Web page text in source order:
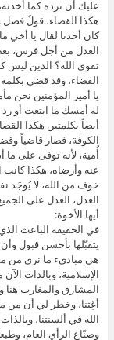
عليك أن ترده كما
هكذا القضاء، قولٌ
كان أحدنا لقال يا أخي
العدل من أجل فرس،
تقوى الله؟ الدين ليس
القضاء، وقد قضى
يا أمير المؤمنين نحن
له أمسك ما ابتعت أو
أيضاً بكلمتين هكذا
الكوفة، فصار قاضياً
أُمية، لأنه توفى على
عنه وأرضاه، هكذا كانت
خوف من الله، لا يُوجَد
العدل، العدل على
أيها الأخوة:
في الحقيقة الباعث الذي بعثني على هذه الخُطبة وعلى إنشائها – أسال الله أن يتقبَّلها بأحسن قبول وأن يُخلِص فيها النية والقصد – هو أنني سألت نفسي ما هي مباديء ما نرى من مسفوكية دمائنا اليوم؟ أكثر أمة يُسفك دماؤها الأمة الإسلامية، وبالذات الآن من المسلمين العرب، العرب تُسفَك دماؤهم في المشارق والمغارب هنا وهناك وهنالك، يا رحمة الرحمن، يا غيث المستغيثين أغِثنا، وخطر لي أن من مباديء سفك دمائنا اليوم استهتارنا في القول، لا نتقي الله في ألسنتنا، وبالذات أنا أعني أهل الفكر والذكر – كما يُقال – وأهل العلم وصنّاع الرأي العام، وطبعاً في مُقدَّم صنّاع الرأي العام مَن يتكلَّم بإسم الدين وبإسم الشرع، تقريباً السُلطة المعرفية في آخر أربعين سنة على الأقل – ليس لدينا احصائيات أو دراسات علمية لكن نقول بالتقريب وبالحدس بنسبة لا تقل عن ثمانين في المائة – بيد المشائخ والمُتكلِّمين في الدين، الفضائيات والمنابر المختلفة بل وكل وسائل الإتصال أكثر شيئ فيها الكلام في الدين، رجال الدين والمشائخ يتكلَّمون واحتكروا تقريباً السُلطة المعرفية، هم الذين يُوجِّهون ويخلقون للرأي العام لدى الشباب والشابات ولدي الناس عموماً، ولكنهم إلا ما رحم ربي وقليلٌ ماهم مُستهتِرون جداً جداً بما يفوهون وبما يقولون، لا يرقبون الله – تبارك وتعالى – فيما يُلقونه بألسنتهم ويحسبونه هَيِّنًا وَهُوَ عِنْدَ اللَّهِ عَظِيمٌ ۩، مع أنهم يتلون صباح مساء قول الله وَإِذَا قُلْتُمْ فَاعْدِلُوا ۩، لابد من العدل في القول مع مَن تُحِب ومع مَن تكره، فأين العدل؟ اختفى العدل واضمحل وذاب وهرب من عالم العرب للأسف الشديد، ما معنى هذا؟ ما علاقة هذا بمسفوكية دمائنا؟ قبل أن أُجيب سأتلوا عليكم حديثاً جليلاً تحفظتموه وأنتم صغار بلا شك لكنه جميل وجليل، حديث الأمام الترذي والذي حسَّنه وصحَّحه، قال حديث حسنٌ صحيح، وهو من الأحاديث التي تراجع العلامة الألباني – رحمة الله تعالى عليه – عن تضعيفه، ضعَّفه في البداية ثم عاد عن تضعيفه وحكم له بالصحة في تفصيل يطول، حديث معاذ بن جبل – رضيَ الله تعالى عنه وأرضاه – حيث قال كنت مع رسول الله عليه الصلاة وأفضل السلام – أي في سفر – فأصبحت ذات يوم وأنا منه قريب، فقلت له يارسول الله – انتهز هذا القرب المكاني من رسول الله، وطبعاً الرسول لم يكن باباً يرجوه الجميع، لا يُوجَد هذا الكلام، تُوجَد هيبة ويُوجَد وقار وإجلال حتى من هؤلاء الصحابة الإجلاء الذين أحبهم الرسول حباً جماً، مُعاذ النبي قال له مرة والله يا معاذ إني لأحبك، صلى الله على محمد وآل محمد، ومع ذلك يتهيَّب النبي، كلما خطر له سؤال لا يأتي لرسول الله ويقول يا رسول الله عندي سؤال، لا يُوجَد هذا الكلام، كان يتحيَّن الفرصة والنهُزة في الوقت المُناسِب وحين يرى إقبالاً من رسول الله والظروف كلها تُساعِد وتُسعِد فيأتي، وهذا أدب طبعاً، هؤلاء الناس كان عندهم أدب، كان يُوجَد أدب وذوق وفي حياء، فهو راعى هذه الآداب تحيَّن هذه الفرصة وانتهز هذه القُربة – دلني على عمل يُدخِلني الجنة ويُباعِدني من النار، يا سلام يا معاذ، ما هذا السؤال؟ هذا سؤال كبير، سؤال نفس طوّاقة، سؤال نفس عريضة عميقة وواسعة، يُريد الجنة والبُعد من النار، إذن هو يسأل ماذا؟ يسأل الفوز، قال الله فَمَنْ زُحْزِحَ عَنْ النَّار وَأُدْخِلَ الْجَنَّة فَقَدْ فَازَ وَمَا الْحَيَاة الدُّنْيَا إِلَّا مَتَاع الْغُرُور ۩، الله قال عن الأنبياء أنفسهم وَيَدْعُونَنَا رَغَباً وَرَهَباً وَكَانُوا لَنَا خَاشِعِينَ ۩، هذا هو الفوز، ومن ثم كان يسأل الفوز، لم يقل دلني على شيئ اقتنص به الأموال يا رسول الله وأبني به القصور وأنكح